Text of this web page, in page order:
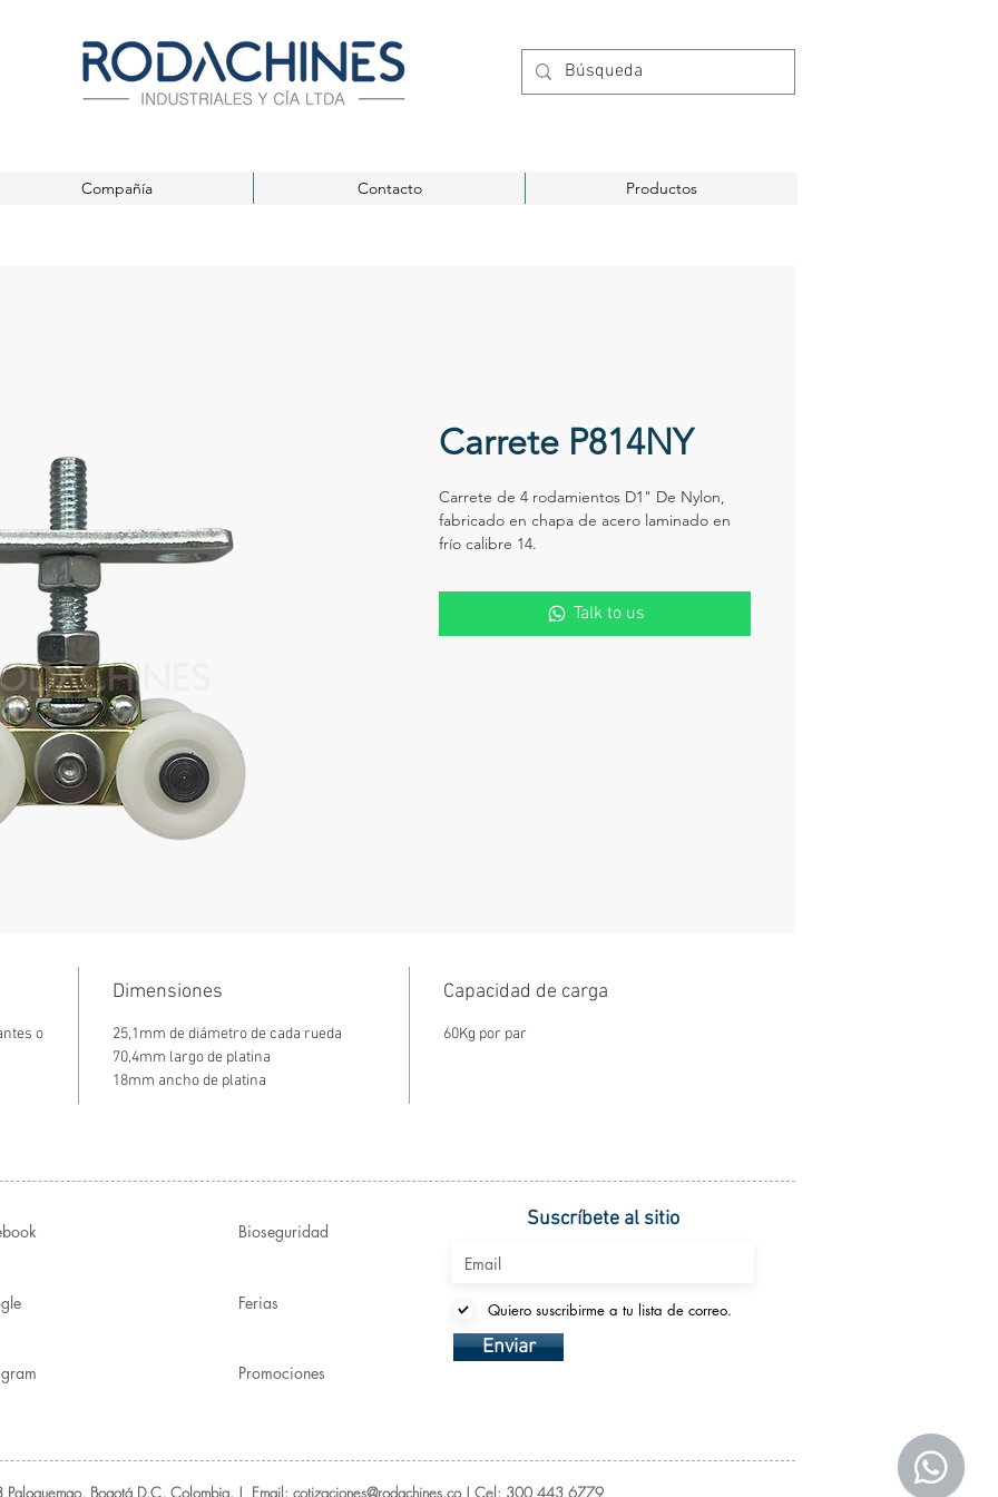
Compañía Contacto Productos
Carrete P814NY
Carrete de 4 rodamientos D1" De Nylon,
fabricado en chapa de acero laminado en
frío calibre 14.
Talk to us
o
Dimensiones
25,1mm de diámetro de cada rueda
70,4mm largo de platina
18mm ancho de platina
Capacidad de carga
60Kg por par
Bioseguridad
Ferias
Promociones
Suscríbete al sitio
Quiero suscribirme a tu lista de correo.
Enviar
Bogotá D.C, Colombia. | Email: cotizaciones@rodachines.co | Cel: 300 443 6779